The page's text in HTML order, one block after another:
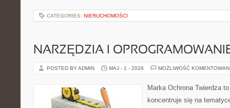
CATEGORIES: NIERUCHOMOŚCI
NARZĘDZIA I
POSTED BY ADMIN MAJ - 1 - 2026 MOŻLIWOŚĆ
Marka Ochrona Twierdza
koncentruje się na